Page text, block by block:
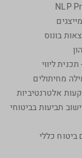
NLP
ליווי
מחיתולים
אלטרנטיביות
תביעות בביטוחי
ביטוח כללי